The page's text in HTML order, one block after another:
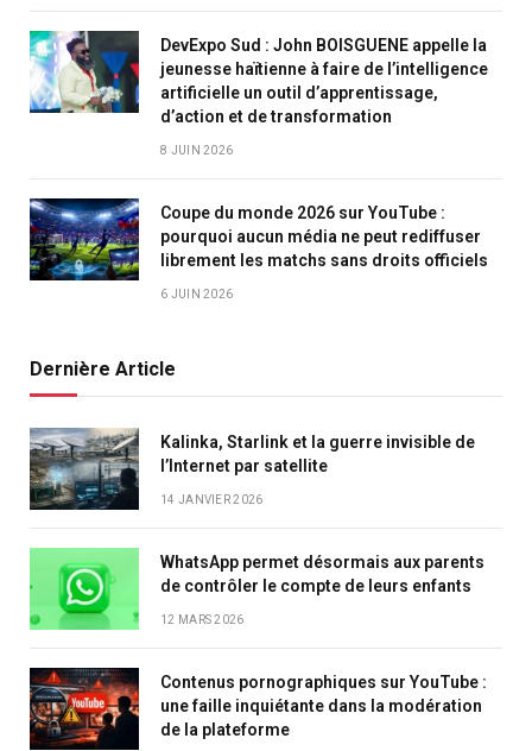
DevExpo Sud : John BOISGUENE appelle la
jeunesse haïtienne à faire de l’intelligence
artificielle un outil d’apprentissage,
d’action et de transformation
8 JUIN 2026
Coupe du monde 2026 sur YouTube :
pourquoi aucun média ne peut rediffuser
librement les matchs sans droits officiels
6 JUIN 2026
Dernière Article
Kalinka, Starlink et la guerre invisible de
l’Internet par satellite
14 JANVIER 2026
WhatsApp permet désormais aux parents
de contrôler le compte de leurs enfants
12 MARS 2026
Contenus pornographiques sur YouTube :
une faille inquiétante dans la modération
de la plateforme